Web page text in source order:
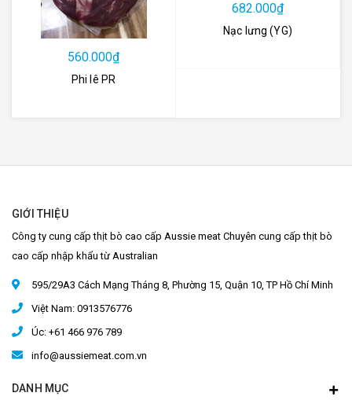
560.000₫
Phi lê PR
682.000₫
Nạc lưng (YG)
GIỚI THIỆU
Công ty cung cấp thịt bò cao cấp Aussie meat Chuyên cung cấp thịt bò
cao cấp nhập khẩu từ Australian
595/29A3 Cách Mạng Tháng 8, Phường 15, Quận 10, TP Hồ Chí Minh
Việt Nam: 0913576776
Úc: +61 466 976 789
info@aussiemeat.com.vn
DANH MỤC